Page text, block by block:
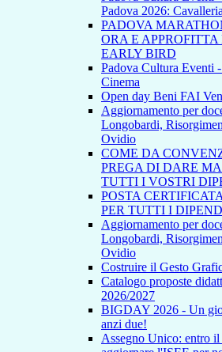
Padova 2026:
PADOVA
ORA E
EARLY BIRD
Padova Cultura Eventi
Cinema
Open day Beni FAI
Aggiornamento per
Longobardi,
Ovidio
COME DA
PREGA DI DARE
TUTTI I VOSTRI
POSTA
PER TUTTI I
Aggiornamento per
Longobardi,
Ovidio
Costruire il Gesto
Catalogo proposte
2026/2027
BIGDAY 2026 - Un
anzi due!
Assegno Unico: entro